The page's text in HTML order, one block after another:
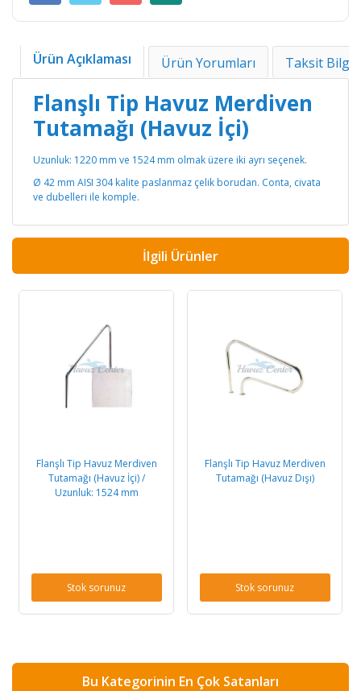
Ürün Açıklaması Ürün Yorumları Taksit
Flanşlı Tip Havuz Merdiven
Tutamağı (Havuz İçi)
Uzunluk: 1220 mm ve 1524 mm olmak üzere iki ayrı seçenek.
Ø 42 mm AISI 304 kalite paslanmaz çelik borudan. Conta, civata
ve dubelleri ile komple.
İlgili Ürünler
Flanşlı Tip Havuz Merdiven
Tutamağı (Havuz İçi) /
Uzunluk: 1524 mm
Stok sorunuz
Flanşlı Tip Havuz Merdiven
Tutamağı (Havuz Dışı)
Stok sorunuz
Bu Kategorinin En Çok Satanları